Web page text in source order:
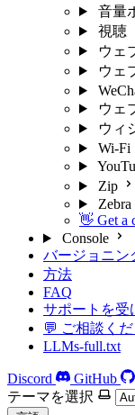
音量
視聴
ウェ
ウェ
ウェ
ウィ
Wi-Fi
Zip
Zebra
👋 Get a
Console
バージョニン
方法
FAQ
サポートを受
💬 ご相談く
LLMs-full.txt
Discord
GitHub
テーマを選択